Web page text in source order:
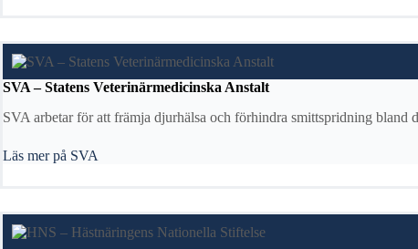
SVA – Statens Veterinärmedicinska Anstalt
SVA arbetar för att främja djurhälsa och förhindra smittspridning bland
Läs mer på SVA